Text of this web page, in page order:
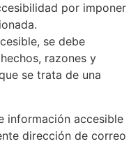
por imponer
se debe
razones y
se trata de una
información accesible
dirección de correo